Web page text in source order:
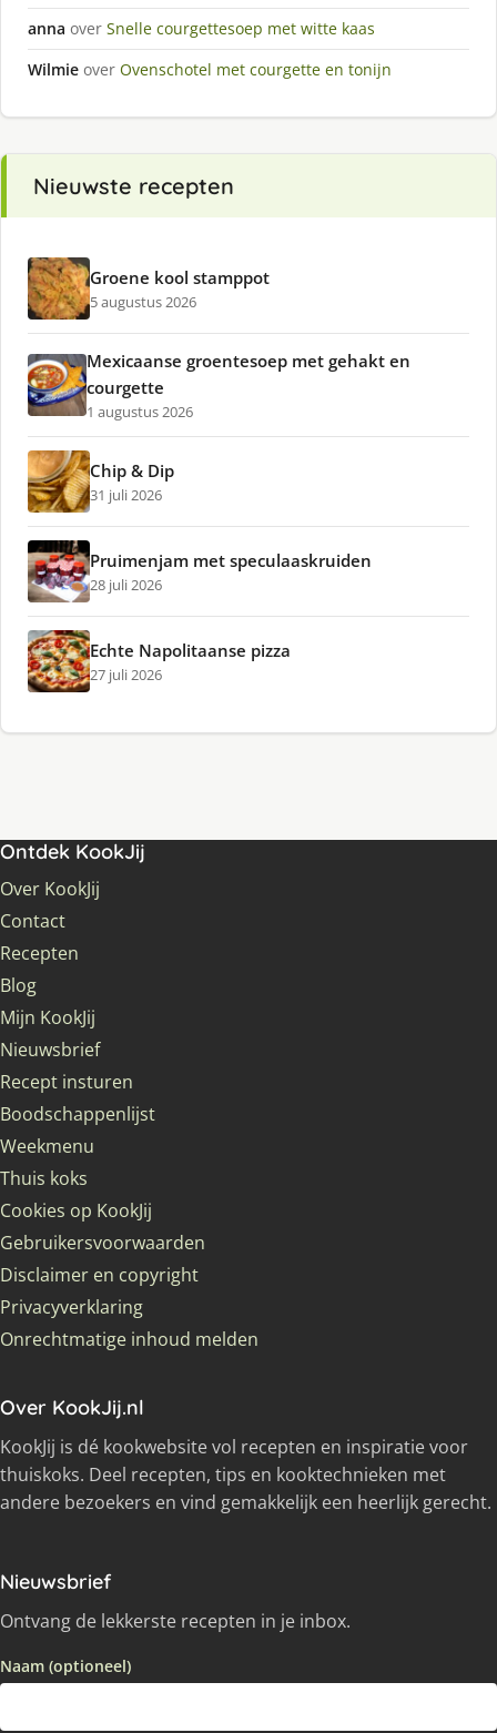
anna over Snelle courgettesoep met witte kaas
Wilmie over Ovenschotel met courgette en tonijn
Nieuwste recepten
Groene kool stamppot
5 augustus 2026
Mexicaanse groentesoep met gehakt en
courgette
1 augustus 2026
Chip & Dip
31 juli 2026
Pruimenjam met speculaaskruiden
28 juli 2026
Echte Napolitaanse pizza
27 juli 2026
Ontdek KookJij
Over KookJij
Contact
Recepten
Blog
Mijn KookJij
Nieuwsbrief
Recept insturen
Boodschappenlijst
Weekmenu
Thuis koks
Cookies op KookJij
Gebruikersvoorwaarden
Disclaimer en copyright
Privacyverklaring
Onrechtmatige inhoud melden
Over KookJij.nl
KookJij is dé kookwebsite vol recepten en inspiratie voor
thuiskoks. Deel recepten, tips en kooktechnieken met
andere bezoekers en vind gemakkelijk een heerlijk gerecht.
Nieuwsbrief
Ontvang de lekkerste recepten in je inbox.
Naam (optioneel)